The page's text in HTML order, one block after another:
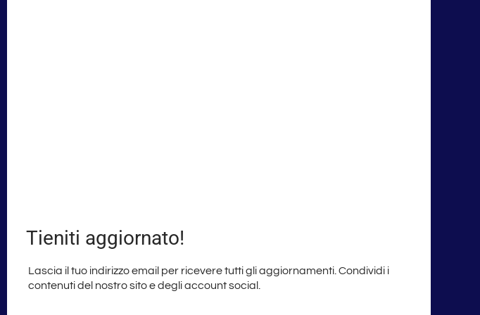
Tieniti aggiornato!
Lascia il tuo indirizzo email per ricevere tutti gli aggiornamenti. Condividi i
contenuti del nostro sito e degli account social.